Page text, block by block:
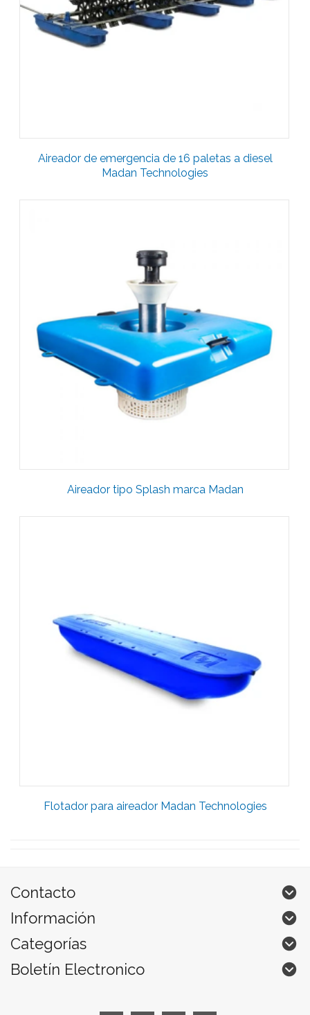
Aireador de emergencia de 16 paletas a diesel
Madan Technologies
Aireador tipo Splash marca Madan
Flotador para aireador Madan Technologies
Contacto
Información
Categorías
Boletín Electronico